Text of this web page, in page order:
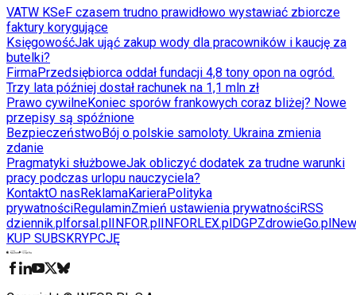
VATW KSeF czasem trudno prawidłowo wystawiać zbiorcze
faktury korygujące
KsięgowośćJak ująć zakup wody dla pracowników i kaucję za
butelki?
FirmaPrzedsiębiorca oddał fundacji 4,8 tony opon na ogród.
Trzy lata później dostał rachunek na 1,1 mln zł
Prawo cywilneKoniec sporów frankowych coraz bliżej? Nowe
przepisy są spóźnione
BezpieczeństwoBój o polskie samoloty. Ukraina zmienia
zdanie
Pragmatyki służboweJak obliczyć dodatek za trudne warunki
pracy podczas urlopu nauczyciela?
KontaktO nas ReklamaKarieraPolityka
prywatnościRegulaminZmień ustawienia prywatnościRSS
dziennik.pl forsal.pl INFOR.pl INFORLEX.pl DGPZdrowieGo.pl
KUP SUBSKRYPCJĘ